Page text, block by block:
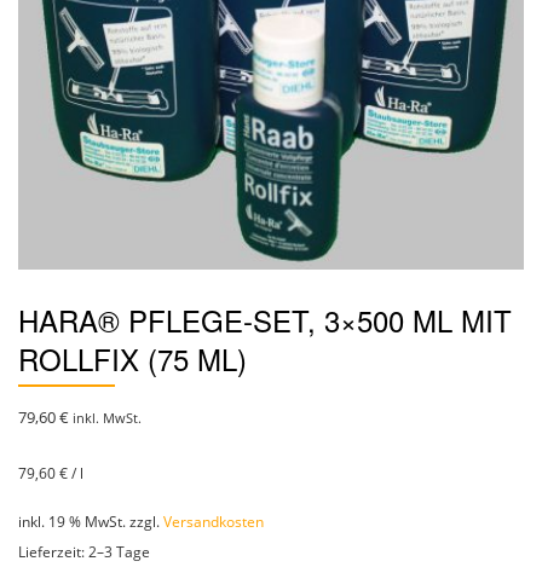
HARA® PFLEGE-SET, 3×500 ML MIT
ROLLFIX (75 ML)
79,60€ inkl. MwSt.
79,60€/ l
inkl. 19 % MwSt. zzgl. Versandkosten
Lieferzeit: 2–3 Tage